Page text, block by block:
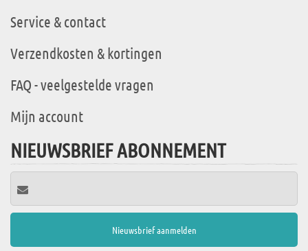
Service & contact
Verzendkosten & kortingen
FAQ - veelgestelde vragen
Mijn account
NIEUWSBRIEF ABONNEMENT